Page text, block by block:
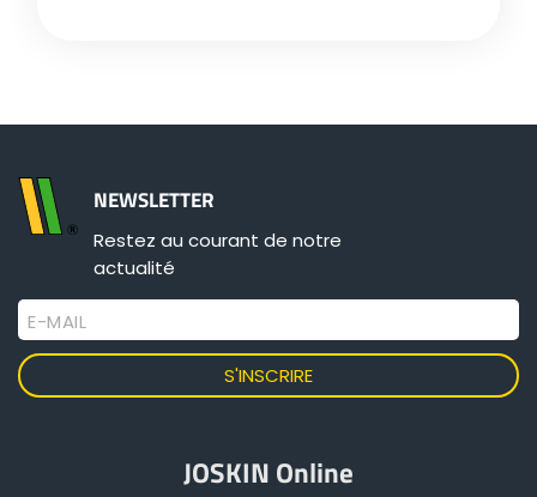
Slovenija
Lietuvių kalba
Česká republika
NEWSLETTER
Restez au courant de notre
actualité
E-MAIL
JOSKIN Online